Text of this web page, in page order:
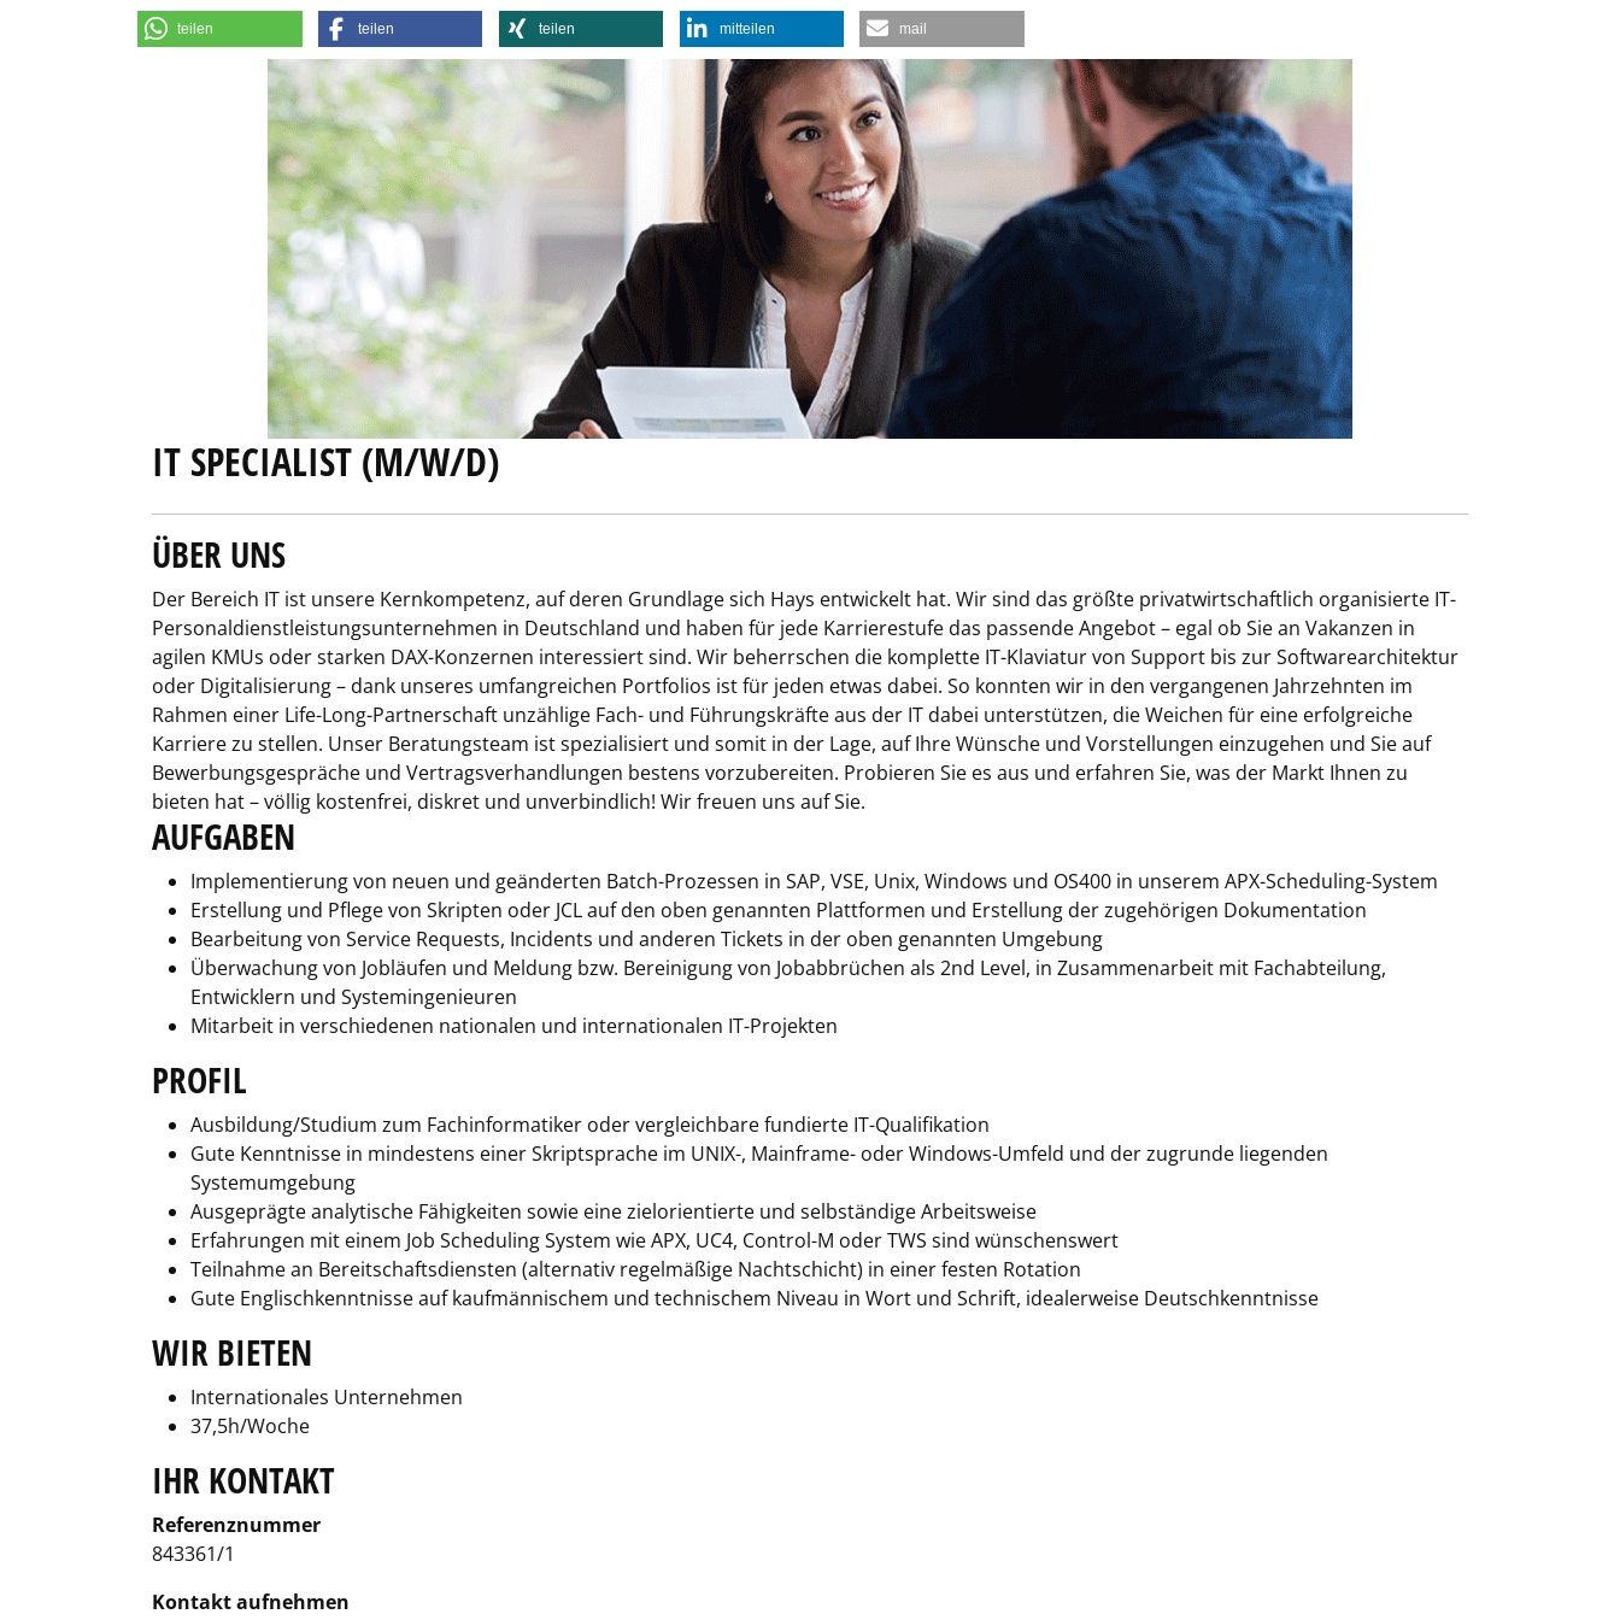
teilen teilen teilen mitteilen mail
IT SPECIALIST (M/W/D)
ÜBER UNS
Der Bereich IT ist unsere Kernkompetenz, auf deren Grundlage sich Hays entwickelt hat. Wir sind das größte privatwirtschaftlich organisierte IT-
Personaldienstleistungsunternehmen in Deutschland und haben für jede Karrierestufe das passende Angebot – egal ob Sie an Vakanzen in
agilen KMUs oder starken DAX-Konzernen interessiert sind. Wir beherrschen die komplette IT-Klaviatur von Support bis zur Softwarearchitektur
oder Digitalisierung – dank unseres umfangreichen Portfolios ist für jeden etwas dabei. So konnten wir in den vergangenen Jahrzehnten im
Rahmen einer Life-Long-Partnerschaft unzählige Fach- und Führungskräfte aus der IT dabei unterstützen, die Weichen für eine erfolgreiche
Karriere zu stellen. Unser Beratungsteam ist spezialisiert und somit in der Lage, auf Ihre Wünsche und Vorstellungen einzugehen und Sie auf
Bewerbungsgespräche und Vertragsverhandlungen bestens vorzubereiten. Probieren Sie es aus und erfahren Sie, was der Markt Ihnen zu
bieten hat – völlig kostenfrei, diskret und unverbindlich! Wir freuen uns auf Sie.
AUFGABEN
Implementierung von neuen und geänderten Batch-Prozessen in SAP, VSE, Unix, Windows und OS400 in unserem APX-Scheduling-System
Erstellung und Pflege von Skripten oder JCL auf den oben genannten Plattformen und Erstellung der zugehörigen Dokumentation
Bearbeitung von Service Requests, Incidents und anderen Tickets in der oben genannten Umgebung
Überwachung von Jobläufen und Meldung bzw. Bereinigung von Jobabbrüchen als 2nd Level, in Zusammenarbeit mit Fachabteilung,
Entwicklern und Systemingenieuren
Mitarbeit in verschiedenen nationalen und internationalen IT-Projekten
PROFIL
Ausbildung/Studium zum Fachinformatiker oder vergleichbare fundierte IT-Qualifikation
Gute Kenntnisse in mindestens einer Skriptsprache im UNIX-, Mainframe- oder Windows-Umfeld und der zugrunde liegenden
Systemumgebung
Ausgeprägte analytische Fähigkeiten sowie eine zielorientierte und selbständige Arbeitsweise
Erfahrungen mit einem Job Scheduling System wie APX, UC4, Control-M oder TWS sind wünschenswert
Teilnahme an Bereitschaftsdiensten (alternativ regelmäßige Nachtschicht) in einer festen Rotation
Gute Englischkenntnisse auf kaufmännischem und technischem Niveau in Wort und Schrift, idealerweise Deutschkenntnisse
WIR BIETEN
Internationales Unternehmen
37,5h/Woche
IHR KONTAKT
Referenznummer
843361/1
Kontakt aufnehmen